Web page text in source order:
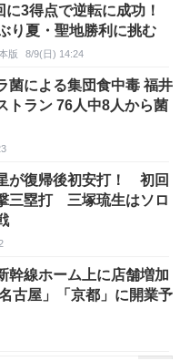
3得点で逆転に成功！
り夏・聖地勝利に挑む
版 8/9(日) 14:24
菌による集団食中毒 福井
トラン 76人中8人から菌
が復帰後初安打！ 初回
三塁打 三塚琉生はソロ
幹線ホーム上に店舗増加
古屋」「京都」に開業予